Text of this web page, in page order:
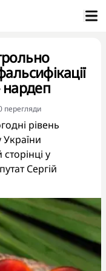
нардеп
перегляди
рівень
у
Сергій